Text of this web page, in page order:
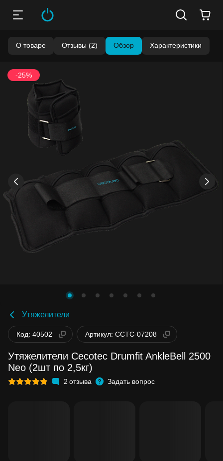
О товаре Отзывы (2) Обзор Характеристики
‹ ›
-25%
Утяжелители
Код: 40502 Артикул: CCTC-07208
Утяжелители Cecotec Drumfit AnkleBell 2500
Neo (2шт по 2,5кг)
2 отзыва Задать вопрос